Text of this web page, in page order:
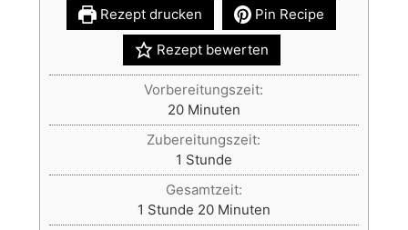
Rezept drucken Pin Recipe
Rezept bewerten
Vorbereitungszeit:
20Minuten
Minuten
Zubereitungszeit:
1 Stunde
Stunde
Gesamtzeit:
1 Stunde
Stunde 20Minuten
Minuten